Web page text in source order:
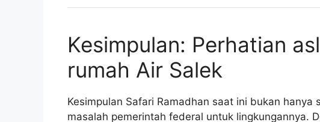
Kesimpulan: Perhatian
rumah Air Salek
Kesimpulan Safari Ramadhan saat ini bukan
masalah pemerintah federal untuk lingkungannya.